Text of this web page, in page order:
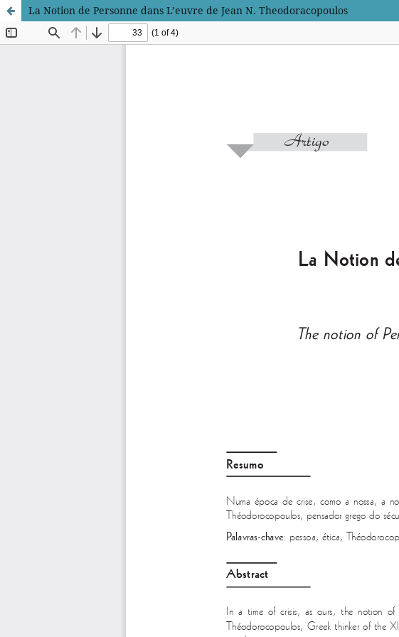
La Notion de Personne dans L’euvre de Jean N. Theodoracopoulos